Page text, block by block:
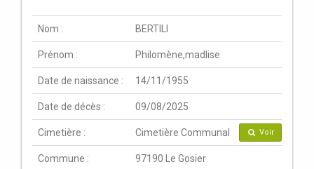
Nom : BERTILI
Prénom : Philomène,madlise
Date de naissance : 14/11/1955
Date de décès : 09/08/2025
Cimetière : Cimetière Communal Voir
Commune : 97190 Le Gosier